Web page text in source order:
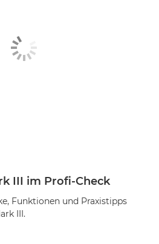
III im Profi-Check
Funktionen und Praxistipps
III.